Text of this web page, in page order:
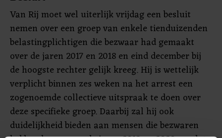
Van Rij moet wel uiterlijk vrijdag een besluit
nemen over een groep van enkele tienduizenden
belastingplichtigen die bezwaar had gemaakt
over de jaren 2017 en 2018 en eind december bij
de hoogste rechter gelijk kreeg. Hij is wettelijk
verplicht binnen zes weken na het arrest een
zogenoemde collectieve uitspraak te doen over
deze specifieke groep. Daarbij zal hij ook
duidelijkheid bieden aan mensen die bezwaren